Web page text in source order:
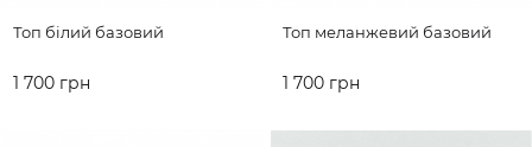
Топ білий базовий
1 700 грн
Топ меланжевий базовий
1 700 грн
ДО КОШИКА